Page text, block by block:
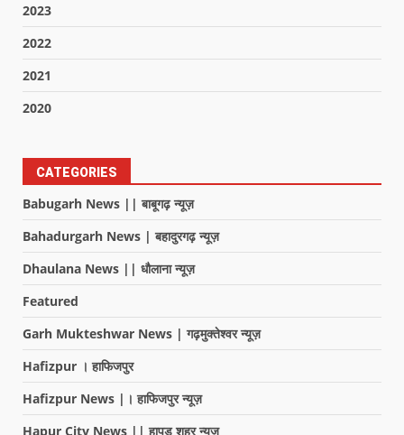
2023
2022
2021
2020
CATEGORIES
Babugarh News || बाबूगढ़ न्यूज़
Bahadurgarh News | बहादुरगढ़ न्यूज़
Dhaulana News || धौलाना न्यूज़
Featured
Garh Mukteshwar News | गढ़मुक्तेश्वर न्यूज़
Hafizpur । हाफिजपुर
Hafizpur News |। हाफिजपुर न्यूज़
Hapur City News || हापुड़ शहर न्यूज़